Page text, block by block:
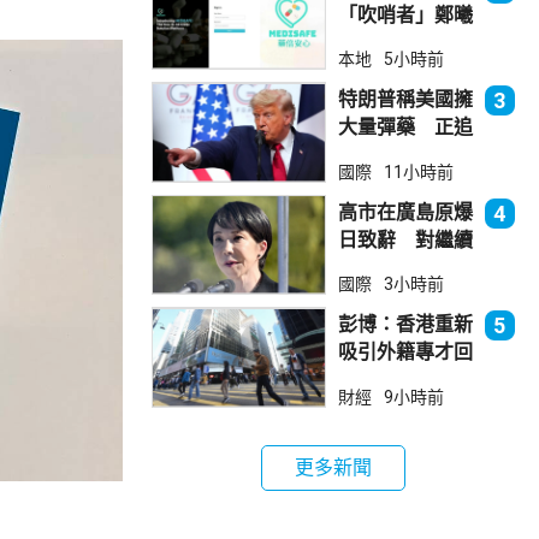
「吹哨者」鄭曦
進行刑事調查
本地 5小時前
特朗普稱美國擁
大量彈藥 正追
者」
3
國際 11小時前
高市在廣島原爆
日致辭 對繼續
含糊其辭
4
國際 3小時前
彭博：香港重新
吸引外籍專才回
5
財經 9小時前
更多新聞